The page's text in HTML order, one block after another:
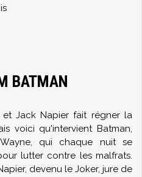
BATMAN
Jack Napier fait régner la
voici qu'intervient Batman,
qui chaque nuit se
lutter contre les malfrats.
devenu le Joker, jure de